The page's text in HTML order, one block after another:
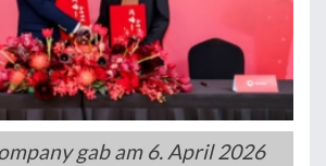
gab am 6. April 2026